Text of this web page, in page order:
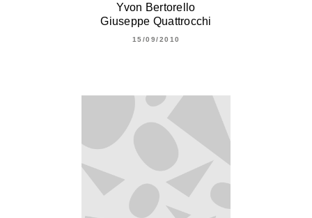
Yvon Bertorello
Giuseppe Quattrocchi
15/09/2010